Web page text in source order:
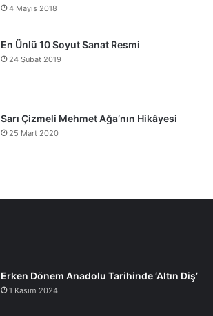
4 Mayıs 2018
En Ünlü 10 Soyut Sanat Resmi
24 Şubat 2019
Sarı Çizmeli Mehmet Ağa’nın Hikâyesi
25 Mart 2020
Erken Dönem Anadolu Tarihinde ‘Altın Diş’
1 Kasım 2024